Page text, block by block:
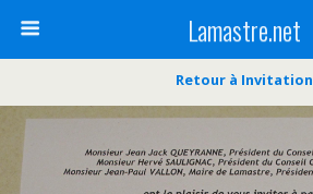
Lamastre.net
Retour à Invitation